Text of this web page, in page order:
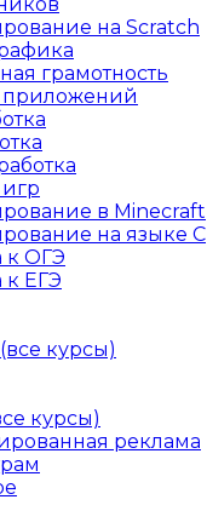
на Scratch
грамотность
приложений
игр
в Minecraft
на языке C
к ОГЭ
к ЕГЭ
курсы)
курсы)
реклама